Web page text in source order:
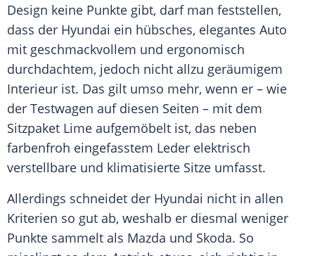
Design keine Punkte gibt, darf man feststellen,
dass der Hyundai ein hübsches, elegantes Auto
mit geschmackvollem und ergonomisch
durchdachtem, jedoch nicht allzu geräumigem
Interieur ist. Das gilt umso mehr, wenn er – wie
der Testwagen auf diesen Seiten – mit dem
Sitzpaket Lime aufgemöbelt ist, das neben
farbenfroh eingefasstem Leder elektrisch
verstellbare und klimatisierte Sitze umfasst.
Allerdings schneidet der Hyundai nicht in allen
Kriterien so gut ab, weshalb er diesmal weniger
Punkte sammelt als Mazda und Skoda. So